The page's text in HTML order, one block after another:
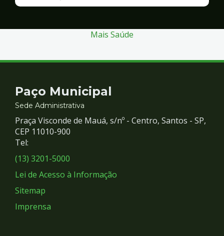
Mais Saúde
Contato
e
Redes
Sociais
Paço Municipal
Sede Administrativa
Praça Visconde de Mauá, s/nº - Centro, Santos - SP,
CEP 11010-900
Tel:
(13) 3201-5000
Lei de Acesso à Informação
Sitemap
Imprensa